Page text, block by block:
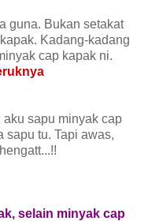
guna. Bukan setakat
Kadang-kadang
cap kapak ni.
aku sapu minyak cap
sapu tu. Tapi awas,
selain minyak cap